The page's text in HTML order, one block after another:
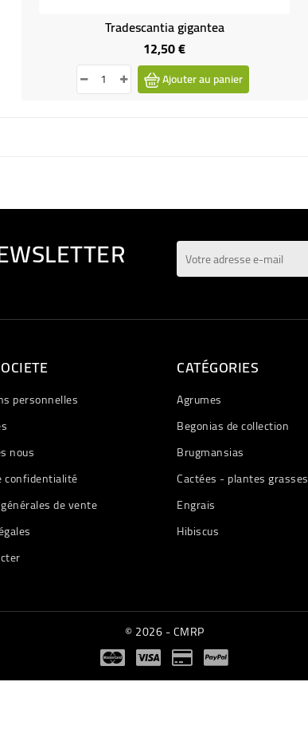
Tradescantia gigantea
12,50 €Prix
Ajouter au panier
personnelles
nous
confidentialité
de vente
CATÉGORIES
Agrumes
Begonias de collection
Brugmansias
Cactées - plantes grasses
Engrais
Hibiscus
© 2026 - CMRP